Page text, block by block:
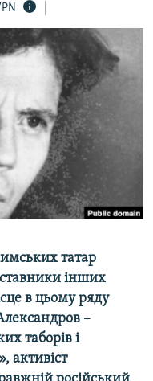
татар
інших
в цьому ряду
–
таборів і
активіст